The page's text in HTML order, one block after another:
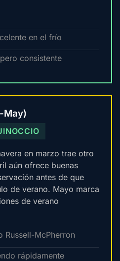
en el frío
consistente
May)
en marzo trae otro
aún ofrece buenas
antes de que
de verano. Mayo marca
de verano
Russell-McPherron
rápidamente